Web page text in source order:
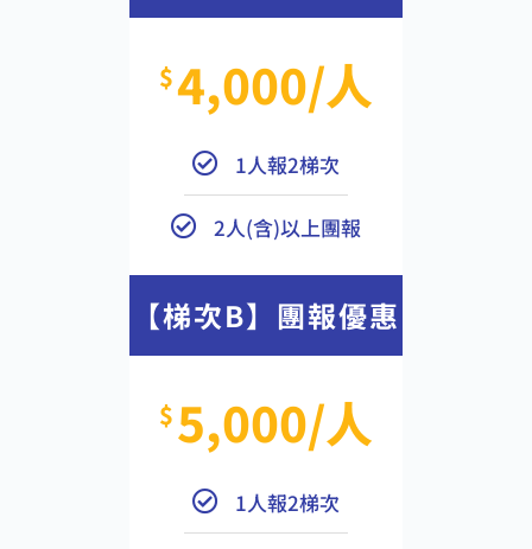
$4,000/人
1人報2梯次
2人(含)以上團報
【梯次B】團報優惠
$5,000/人
1人報2梯次